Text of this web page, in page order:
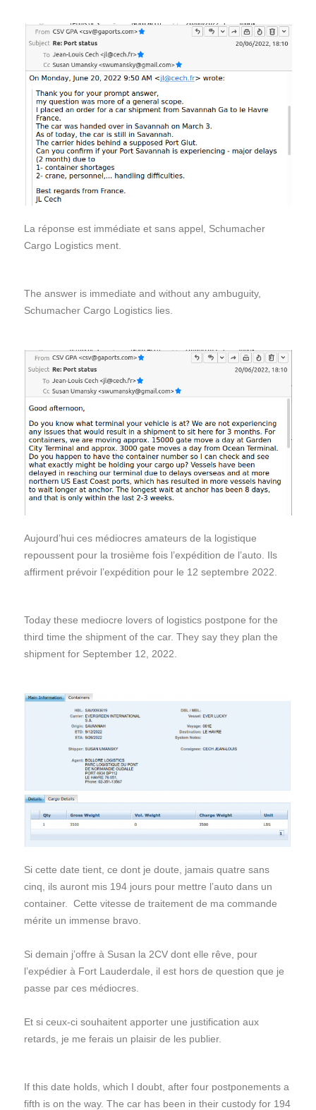
La réponse est immédiate et sans appel, Schumacher
Cargo Logistics ment.
The answer is immediate and without any ambuguity,
Schumacher Cargo Logistics lies.
Aujourd’hui ces médiocres amateurs de la logistique
repoussent pour la trosième fois l’expédition de l’auto. Ils
affirment prévoir l’expédition pour le 12 septembre 2022.
Today these mediocre lovers of logistics postpone for the
third time the shipment of the car. They say they plan the
shipment for September 12, 2022.
Si cette date tient, ce dont je doute, jamais quatre sans
cinq, ils auront mis 194 jours pour mettre l’auto dans un
container. Cette vitesse de traitement de ma commande
mérite un immense bravo.
Si demain j’offre à Susan la 2CV dont elle rêve, pour
l’expédier à Fort Lauderdale, il est hors de question que je
passe par ces médiocres.
Et si ceux-ci souhaitent apporter une justification aux
retards, je me ferais un plaisir de les publier.
If this date holds, which I doubt, after four postponements a
fifth is on the way. The car has been in their custody for 194